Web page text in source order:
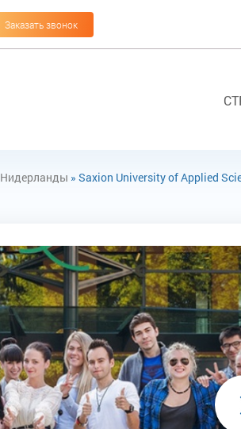
Заказать звонок
Нидерланды » Saxion University of Applied